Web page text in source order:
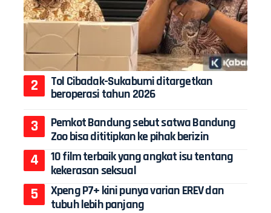
Tol Cibadak-Sukabumi ditargetkan
beroperasi tahun 2026
Pemkot Bandung sebut satwa Bandung
Zoo bisa dititipkan ke pihak berizin
10 film terbaik yang angkat isu tentang
kekerasan seksual
Xpeng P7+ kini punya varian EREV dan
tubuh lebih panjang